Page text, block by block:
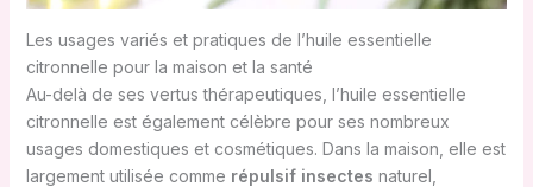
Les usages variés et pratiques de l’huile essentielle
citronnelle pour la maison et la santé
Au-delà de ses vertus thérapeutiques, l’huile essentielle
citronnelle est également célèbre pour ses nombreux
usages domestiques et cosmétiques. Dans la maison, elle est
largement utilisée comme répulsif insectes naturel,